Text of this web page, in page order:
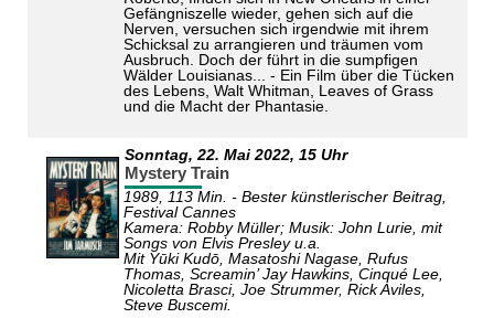
Gefängniszelle wieder, gehen sich auf die
Nerven, versuchen sich irgendwie mit ihrem
Schicksal zu arrangieren und träumen vom
Ausbruch. Doch der führt in die sumpfigen
Wälder Louisianas... - Ein Film über die Tücken
des Lebens, Walt Whitman, Leaves of Grass
und die Macht der Phantasie.
Sonntag,22. Mai 2022, 15 Uhr
Mystery Train
1989, 113 Min. - Bester künstlerischer Beitrag,
Festival Cannes
Kamera: Robby Müller; Musik: John Lurie, mit
Songs von Elvis Presley u.a.
Mit Yūki Kudō, Masatoshi Nagase, Rufus
Thomas, Screamin’ Jay Hawkins, Cinqué Lee,
Nicoletta Brasci, Joe Strummer, Rick Aviles,
Steve Buscemi.